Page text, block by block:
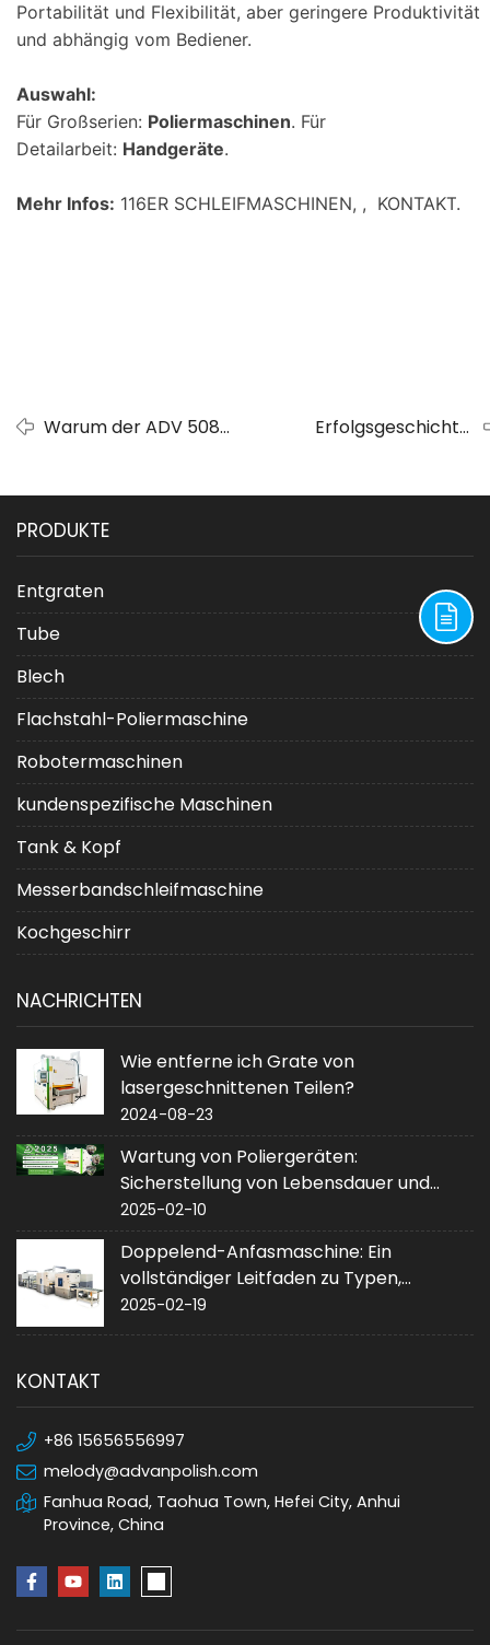
Portabilität und Flexibilität, aber geringere Produktivität
und abhängig vom Bediener.
Auswahl:
Für Großserien: Poliermaschinen. Für
Detailarbeit: Handgeräte.
Mehr Infos: 116ER SCHLEIFMASCHINEN, , KONTAKT.
Warum der ADV 508
Entgratungen
übertrifft
Erfolgsgeschichte:
Maschine
PRODUKTE
Entgraten
Tube
Blech
Flachstahl-Poliermaschine
Robotermaschinen
kundenspezifische Maschinen
Tank & Kopf
Messerbandschleifmaschine
Kochgeschirr
NACHRICHTEN
Wie entferne ich Grate von
lasergeschnittenen Teilen?
2024-08-23
Wartung von Poliergeräten:
Sicherstellung von Lebensdauer und
Leistung
2025-02-10
Doppelend-Anfasmaschine: Ein
vollständiger Leitfaden zu Typen,
Anwendungen und Kauf
2025-02-19
KONTAKT
+86 15656556997
melody@advanpolish.com
Fanhua Road, Taohua Town, Hefei City, Anhui
Province, China